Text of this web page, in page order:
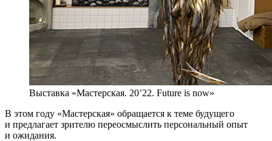
Выставка «Мастерская. 20’22. Future is now»
В этом году «Мастерская» обращается к теме будущего
и предлагает зрителю переосмыслить персональный опыт
и ожидания.